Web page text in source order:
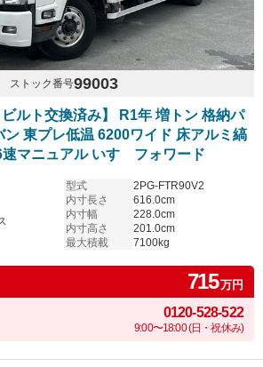
ストック番号99003
ビルト交換済み】 R1年 増トン 格納パ
ン 東プレ低温 6200ワイド 床アルミ縞
マニュアル いすゞフォワード
型式
2PG-FTR90V2
内寸長さ
616.0cm
内寸幅
228.0cm
内寸高さ
201.0cm
最大積載
7100kg
715万円
0120-528-522
9:00〜18:00 (日・祝休み)